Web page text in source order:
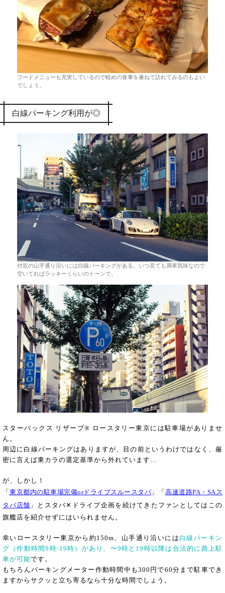
フードメニューも充実しているので軽めの食事を兼ねて訪れてみるのもよい
でしょう。
白線パーキング利用が◎
付近の山手通り沿いには白線パーキングがある。いつ見ても満車気味なので
空いてればラッキーくらいのトーンで。
スターバックス リザーブ® ロースタリー東京には駐車場がありませ
ん。
周辺に白線パーキングはありますが、目の前というわけではなく、厳
密に言えば東カラの選定基準から外れています…
が、しかし！
「 東京都内の駐車場完備orドライブスルースタバ」「 高速道路PA・SAス
タバ店舗 」とスタバ✕ドライブ企画を続けてきたファンとしてはこの
旗艦店を紹介せずにはいられません。
幸いロースタリー東京から約150m、山手通り沿いには 白線パーキン
グ（作動時間9時-19時）があり、〜9時と19時以降は合法的に路上駐
車が可能です。
もちろんパーキングメーター作動時間中も300円で60分まで駐車でき
ますからサクッと立ち寄るなら十分な時間でしょう。